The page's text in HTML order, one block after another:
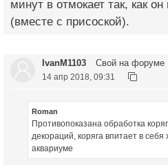
минут в отмокает так, как
(вместе с присоской).
IvanM1103 Свой на форуме
14 апр 2018, 09:31
Roman
Противопоказана обработка
декораций, коряга впитает в
аквариуме